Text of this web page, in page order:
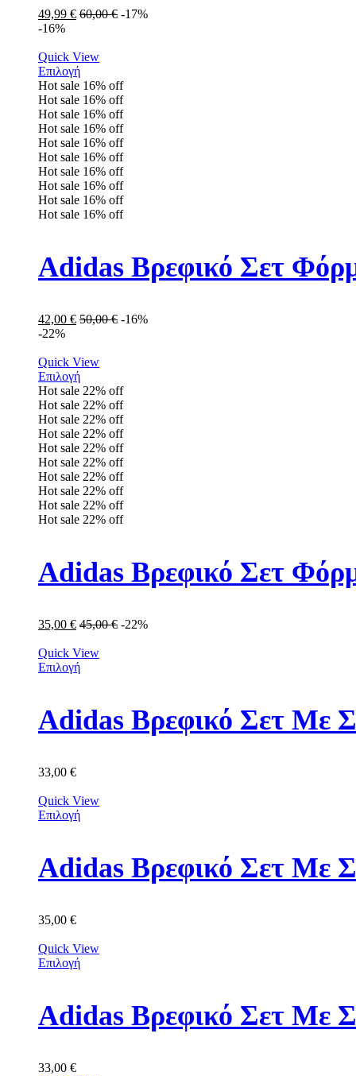
49,99 € 60,00€ -17%
-16%
Quick View
Επιλογή
Hot sale 16% off
Hot sale 16% off
Hot sale 16% off
Hot sale 16% off
Hot sale 16% off
Hot sale 16% off
Hot sale 16% off
Hot sale 16% off
Hot sale 16% off
Hot sale 16% off
Adidas Βρεφικό Σετ
42,00 € 50,00€ -16%
-22%
Quick View
Επιλογή
Hot sale 22% off
Hot sale 22% off
Hot sale 22% off
Hot sale 22% off
Hot sale 22% off
Hot sale 22% off
Hot sale 22% off
Hot sale 22% off
Hot sale 22% off
Hot sale 22% off
Adidas Βρεφικό Σετ
35,00 € 45,00€ -22%
Quick View
Επιλογή
Adidas Βρεφικό Σετ Με
33,00 €
Quick View
Επιλογή
Adidas Βρεφικό Σετ Με
35,00 €
Quick View
Επιλογή
Adidas Βρεφικό Σετ Με
33,00 €